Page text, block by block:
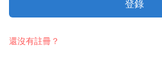
登錄
還沒有註冊？